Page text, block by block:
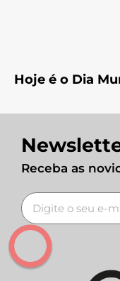
Hoje é o Dia
Receba as